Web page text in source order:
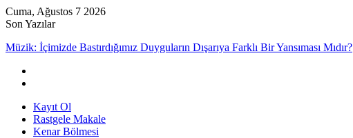
Cuma, Ağustos 7 2026
Son Yazılar
Müzik: İçimizde Bastırdığımız Duyguların Dışarıya Farklı Bir Yansıması Mıdır?
Kayıt Ol
Rastgele Makale
Kenar Bölmesi